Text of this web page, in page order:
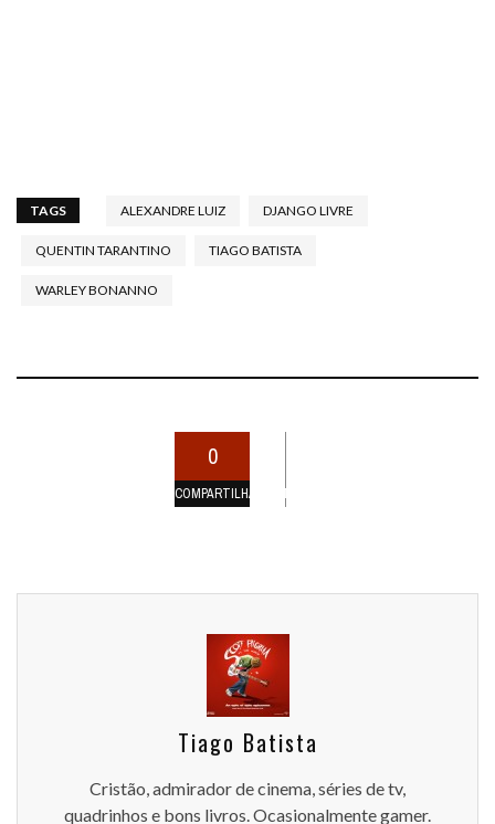
TAGS ALEXANDRE LUIZ DJANGO LIVRE
QUENTIN TARANTINO TIAGO BATISTA
WARLEY BONANNO
0
COMPARTILHAMENTOS
Tiago Batista
Cristão, admirador de cinema, séries de tv,
quadrinhos e bons livros. Ocasionalmente gamer.